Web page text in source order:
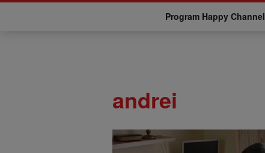
Program Happy Channel
andrei